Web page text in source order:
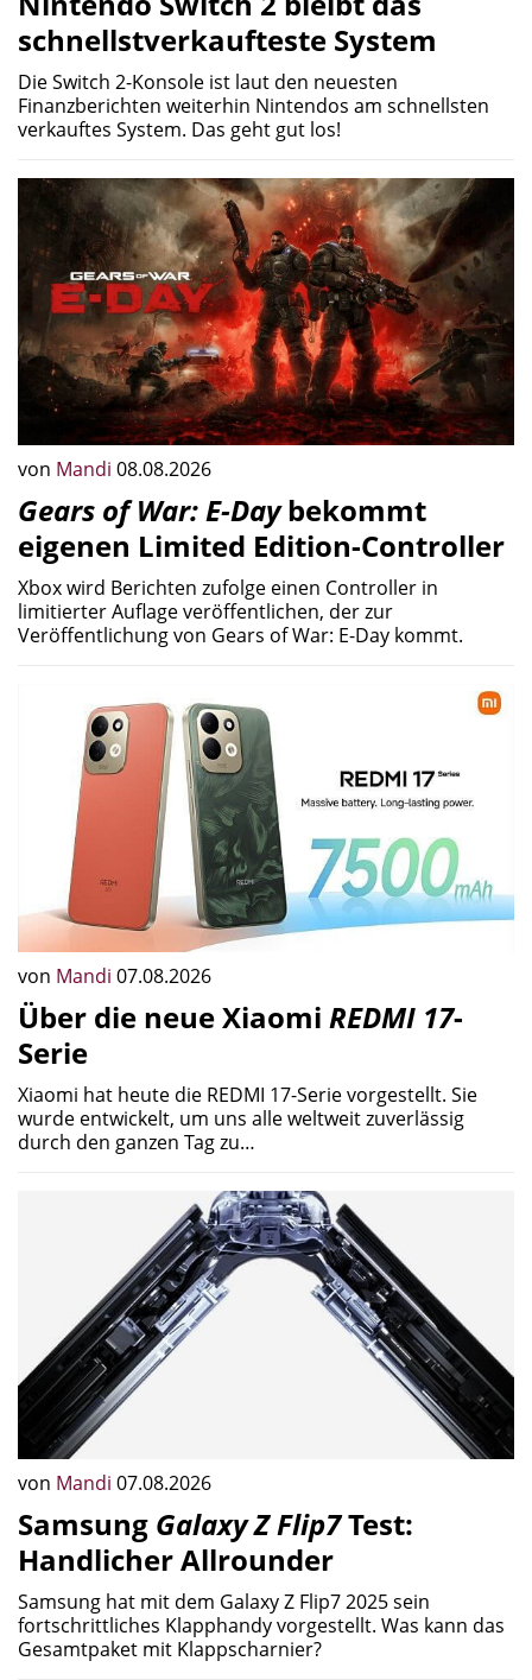
schnellstverkaufteste System
Die Switch 2-Konsole ist laut den neuesten
Finanzberichten weiterhin Nintendos am schnellsten
verkauftes System. Das geht gut los!
von Mandi 08.08.2026
Gears of War: E-Daybekommt
eigenen Limited Edition-Controller
Xbox wird Berichten zufolge einen Controller in
limitierter Auflage veröffentlichen, der zur
Veröffentlichung von Gears of War: E-Day kommt.
von Mandi 07.08.2026
Über die neue Xiaomi REDMI 17-
Serie
Xiaomi hat heute die REDMI 17-Serie vorgestellt. Sie
wurde entwickelt, um uns alle weltweit zuverlässig
durch den ganzen Tag zu…
von Mandi 07.08.2026
Samsung Galaxy Z Flip7Test:
Handlicher Allrounder
Samsung hat mit dem Galaxy Z Flip7 2025 sein
fortschrittliches Klapphandy vorgestellt. Was kann das
Gesamtpaket mit Klappscharnier?